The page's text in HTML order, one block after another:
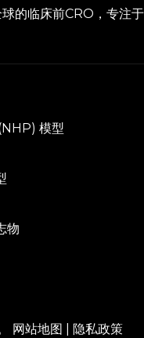
的临床前CRO，专注于
模型
物
网站地图 隐私政策